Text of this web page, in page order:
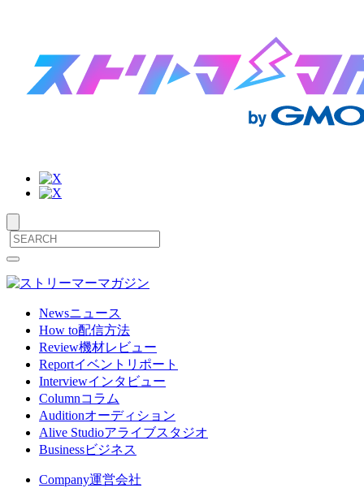
サ
イ
メ
ニ
Newsニュース
How to配信方法
Review機材レビュー
Reportイベントリポート
Interviewインタビュー
Columnコラム
Auditionオーディション
Alive Studioアライブスタジオ
Businessビジネス
Company運営会社